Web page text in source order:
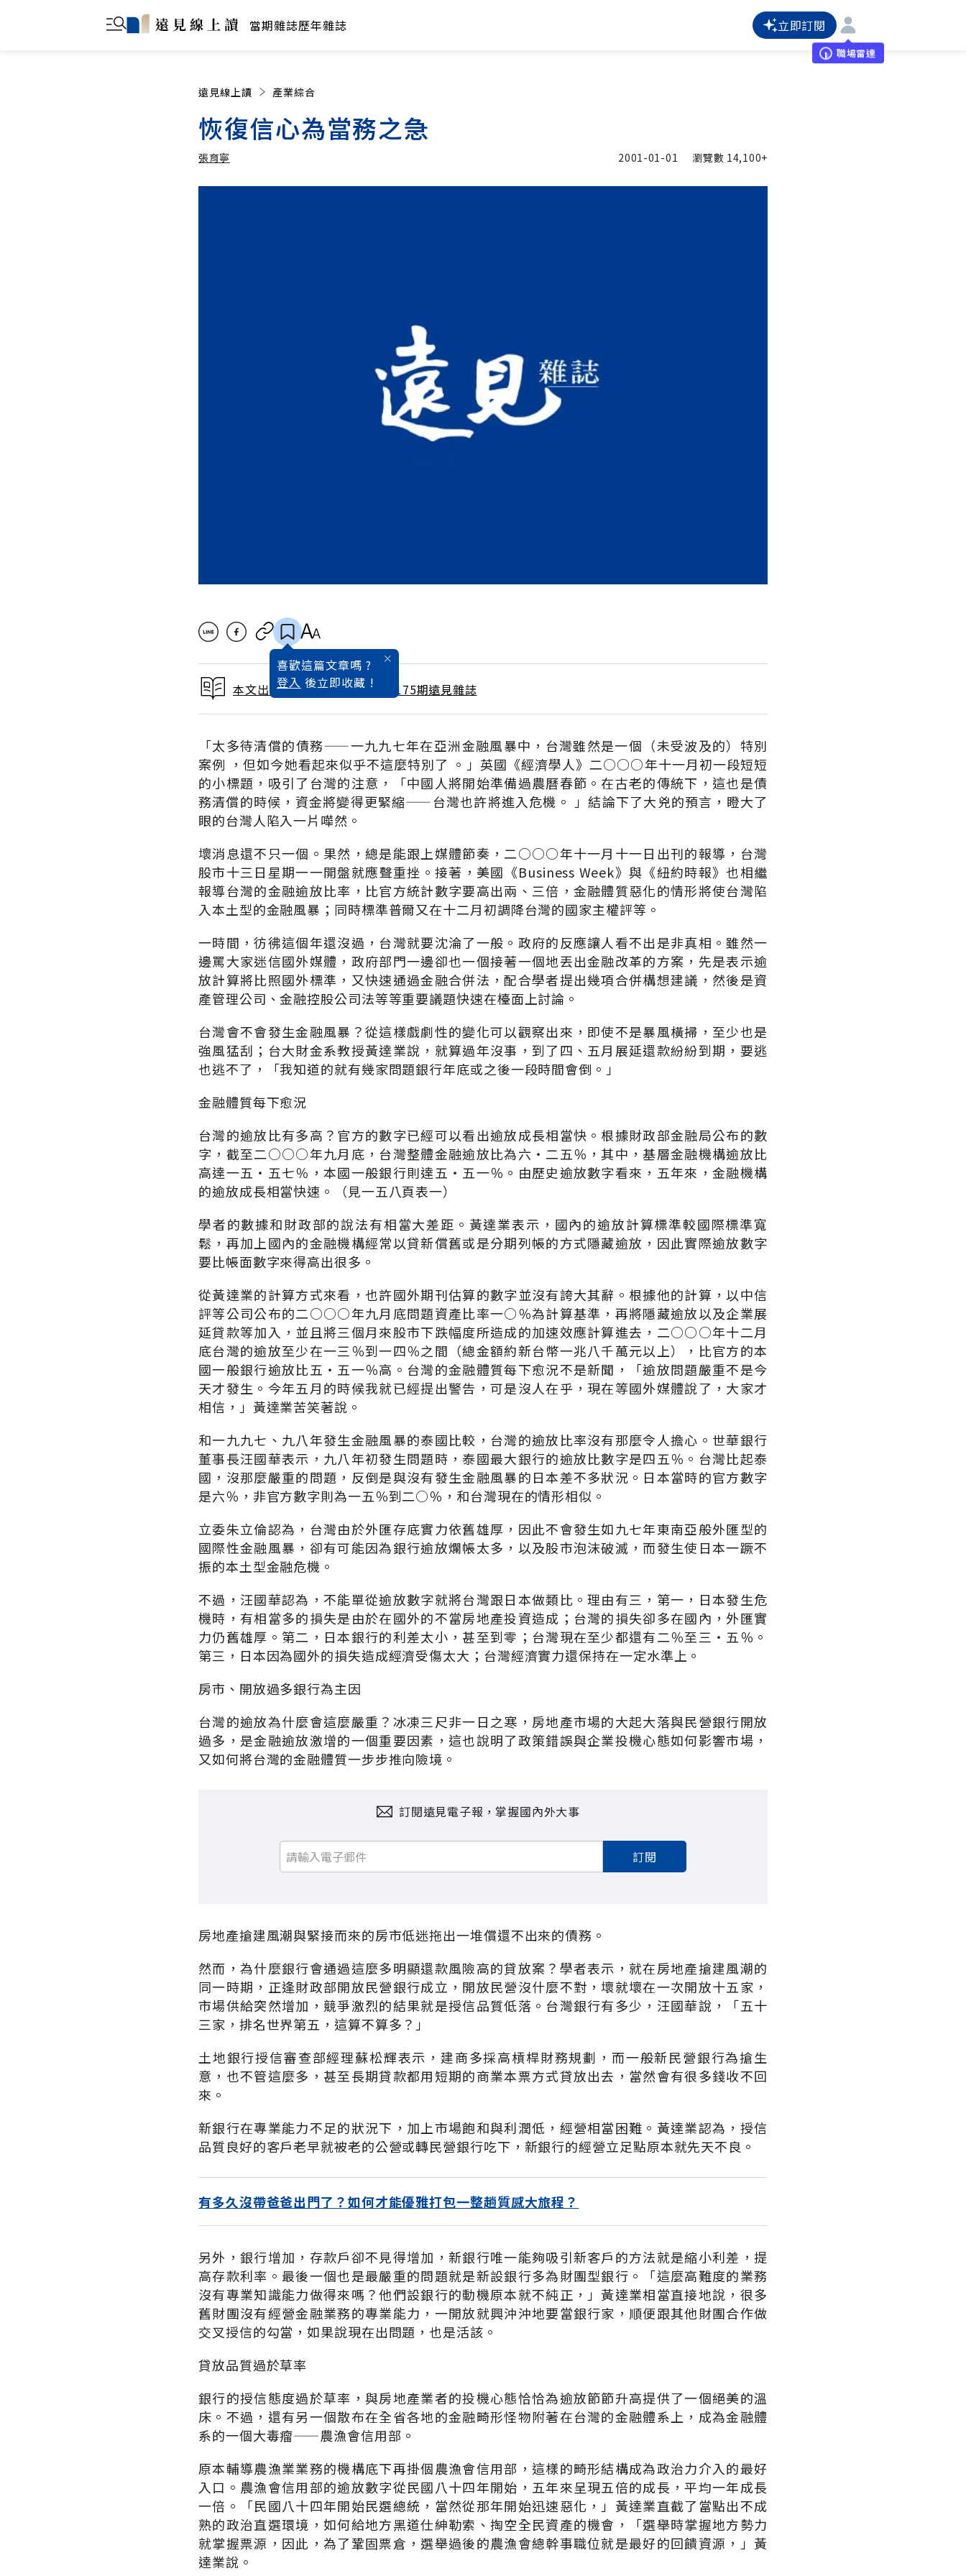
當期雜誌歷年雜誌 立即訂閱
職場雷達
遠見線上讀 產業綜合
恢復信心為當務之急
張育寧 2001-01-01 瀏覽數 14,100+
喜歡這篇文章嗎 ?
登入 後立即收藏 !
本文出自 2001 / 1月號雜誌 第175期遠見雜誌
「太多待清償的債務——一九九七年在亞洲金融風暴中，台灣雖然是一個（未受波及的）特別
案例 ，但如今她看起來似乎不這麼特別了 。」英國《經濟學人》二○○○年十一月初一段短短
的小標題，吸引了台灣的注意，「中國人將開始準備過農曆春節。在古老的傳統下，這也是債
務清償的時候，資金將變得更緊縮——台灣也許將進入危機。 」結論下了大兇的預言，瞪大了
眼的台灣人陷入一片嘩然。
壞消息還不只一個。果然，總是能跟上媒體節奏，二○○○年十一月十一日出刊的報導，台灣
股市十三日星期一一開盤就應聲重挫。接著，美國《Business Week》與《紐約時報》也相繼
報導台灣的金融逾放比率，比官方統計數字要高出兩、三倍，金融體質惡化的情形將使台灣陷
入本土型的金融風暴；同時標準普爾又在十二月初調降台灣的國家主權評等。
一時間，彷彿這個年還沒過，台灣就要沈淪了一般。政府的反應讓人看不出是非真相。雖然一
邊罵大家迷信國外媒體，政府部門一邊卻也一個接著一個地丟出金融改革的方案，先是表示逾
放計算將比照國外標準，又快速通過金融合併法，配合學者提出幾項合併構想建議，然後是資
產管理公司、金融控股公司法等等重要議題快速在檯面上討論。
台灣會不會發生金融風暴？從這樣戲劇性的變化可以觀察出來，即使不是暴風橫掃，至少也是
強風猛刮；台大財金系教授黃達業說，就算過年沒事，到了四、五月展延還款紛紛到期，要逃
也逃不了，「我知道的就有幾家問題銀行年底或之後一段時間會倒。」
金融體質每下愈況
台灣的逾放比有多高？官方的數字已經可以看出逾放成長相當快。根據財政部金融局公布的數
字，截至二○○○年九月底，台灣整體金融逾放比為六‧二五％，其中，基層金融機構逾放比
高達一五‧五七％，本國一般銀行則達五‧五一％。由歷史逾放數字看來，五年來，金融機構
的逾放成長相當快速。（見一五八頁表一）
學者的數據和財政部的說法有相當大差距。黃達業表示，國內的逾放計算標準較國際標準寬
鬆，再加上國內的金融機構經常以貸新償舊或是分期列帳的方式隱藏逾放，因此實際逾放數字
要比帳面數字來得高出很多。
從黃達業的計算方式來看，也許國外期刊估算的數字並沒有誇大其辭。根據他的計算，以中信
評等公司公布的二○○○年九月底問題資產比率一○％為計算基準，再將隱藏逾放以及企業展
延貸款等加入，並且將三個月來股市下跌幅度所造成的加速效應計算進去，二○○○年十二月
底台灣的逾放至少在一三％到一四％之間（總金額約新台幣一兆八千萬元以上），比官方的本
國一般銀行逾放比五‧五一％高。台灣的金融體質每下愈況不是新聞，「逾放問題嚴重不是今
天才發生。今年五月的時候我就已經提出警告，可是沒人在乎，現在等國外媒體說了，大家才
相信，」黃達業苦笑著說。
和一九九七、九八年發生金融風暴的泰國比較，台灣的逾放比率沒有那麼令人擔心。世華銀行
董事長汪國華表示，九八年初發生問題時，泰國最大銀行的逾放比數字是四五％。台灣比起泰
國，沒那麼嚴重的問題，反倒是與沒有發生金融風暴的日本差不多狀況。日本當時的官方數字
是六％，非官方數字則為一五％到二○％，和台灣現在的情形相似。
立委朱立倫認為，台灣由於外匯存底實力依舊雄厚，因此不會發生如九七年東南亞般外匯型的
國際性金融風暴，卻有可能因為銀行逾放爛帳太多，以及股市泡沫破滅，而發生使日本一蹶不
振的本土型金融危機。
不過，汪國華認為，不能單從逾放數字就將台灣跟日本做類比。理由有三，第一，日本發生危
機時，有相當多的損失是由於在國外的不當房地產投資造成；台灣的損失卻多在國內，外匯實
力仍舊雄厚。第二，日本銀行的利差太小，甚至到零；台灣現在至少都還有二％至三‧五％。
第三，日本因為國外的損失造成經濟受傷太大；台灣經濟實力還保持在一定水準上。
房市、開放過多銀行為主因
台灣的逾放為什麼會這麼嚴重？冰凍三尺非一日之寒，房地產市場的大起大落與民營銀行開放
過多，是金融逾放激增的一個重要因素，這也說明了政策錯誤與企業投機心態如何影響市場，
又如何將台灣的金融體質一步步推向險境。
訂閱遠見電子報，掌握國內外大事
訂閱
房地產搶建風潮與緊接而來的房市低迷拖出一堆償還不出來的債務。
然而，為什麼銀行會通過這麼多明顯還款風險高的貸放案？學者表示，就在房地產搶建風潮的
同一時期，正逢財政部開放民營銀行成立，開放民營沒什麼不對，壞就壞在一次開放十五家，
市場供給突然增加，競爭激烈的結果就是授信品質低落。台灣銀行有多少，汪國華說，「五十
三家，排名世界第五，這算不算多？」
土地銀行授信審查部經理蘇松輝表示，建商多採高槓桿財務規劃，而一般新民營銀行為搶生
意，也不管這麼多，甚至長期貸款都用短期的商業本票方式貸放出去，當然會有很多錢收不回
來。
新銀行在專業能力不足的狀況下，加上市場飽和與利潤低，經營相當困難。黃達業認為，授信
品質良好的客戶老早就被老的公營或轉民營銀行吃下，新銀行的經營立足點原本就先天不良。
有多久沒帶爸爸出門了？如何才能優雅打包一整趟質感大旅程？
另外，銀行增加，存款戶卻不見得增加，新銀行唯一能夠吸引新客戶的方法就是縮小利差，提
高存款利率。最後一個也是最嚴重的問題就是新設銀行多為財團型銀行。「這麼高難度的業務
沒有專業知識能力做得來嗎？他們設銀行的動機原本就不純正，」黃達業相當直接地說，很多
舊財團沒有經營金融業務的專業能力，一開放就興沖沖地要當銀行家，順便跟其他財團合作做
交叉授信的勾當，如果說現在出問題，也是活該。
貸放品質過於草率
銀行的授信態度過於草率，與房地產業者的投機心態恰恰為逾放節節升高提供了一個絕美的溫
床。不過，還有另一個散布在全省各地的金融畸形怪物附著在台灣的金融體系上，成為金融體
系的一個大毒瘤——農漁會信用部。
原本輔導農漁業業務的機構底下再掛個農漁會信用部，這樣的畸形結構成為政治力介入的最好
入口。農漁會信用部的逾放數字從民國八十四年開始，五年來呈現五倍的成長，平均一年成長
一倍。「民國八十四年開始民選總統，當然從那年開始迅速惡化，」黃達業直截了當點出不成
熟的政治直選環境，如何給地方黑道仕紳勒索、掏空全民資產的機會，「選舉時掌握地方勢力
就掌握票源，因此，為了鞏固票倉，選舉過後的農漁會總幹事職位就是最好的回饋資源，」黃
達業說。